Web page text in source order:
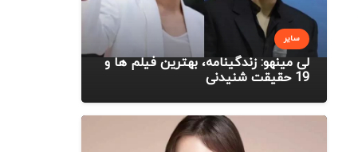
سایر
لی مینهو: زندگینامه، بهترین فیلم ها و
19 حقیقت شنیدنی